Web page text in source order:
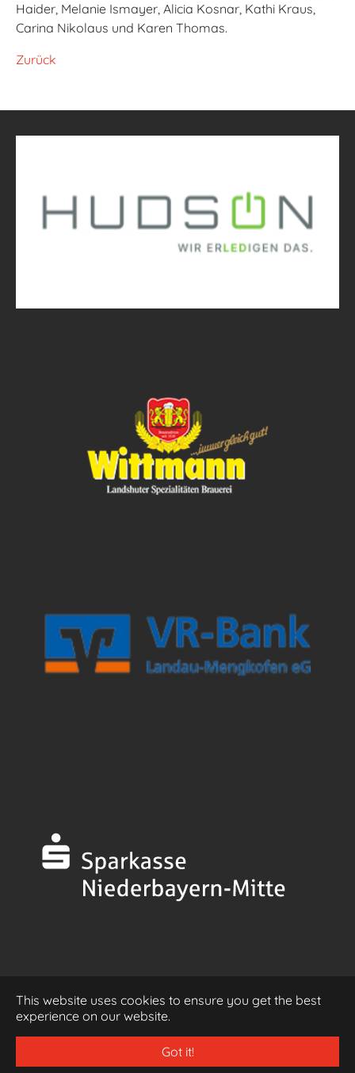
This website uses cookies to ensure you get the best
experience on our website.
Got it!
Haider, Melanie Ismayer, Alicia Kosnar, Kathi Kraus,
Carina Nikolaus und Karen Thomas.
Zurück
Impressum
Datenschutzerklärung